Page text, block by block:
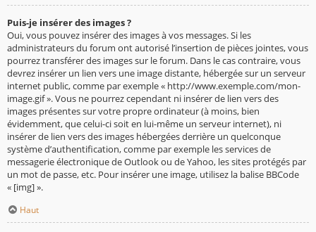
Puis-je insérer des images ?
Oui, vous pouvez insérer des images à vos messages. Si les
administrateurs du forum ont autorisé l’insertion de pièces jointes, vous
pourrez transférer des images sur le forum. Dans le cas contraire, vous
devrez insérer un lien vers une image distante, hébergée sur un serveur
internet public, comme par exemple « http://www.exemple.com/mon-
image.gif ». Vous ne pourrez cependant ni insérer de lien vers des
images présentes sur votre propre ordinateur (à moins, bien
évidemment, que celui-ci soit en lui-même un serveur internet), ni
insérer de lien vers des images hébergées derrière un quelconque
système d’authentification, comme par exemple les services de
messagerie électronique de Outlook ou de Yahoo, les sites protégés par
un mot de passe, etc. Pour insérer une image, utilisez la balise BBCode
« [img] ».
Haut